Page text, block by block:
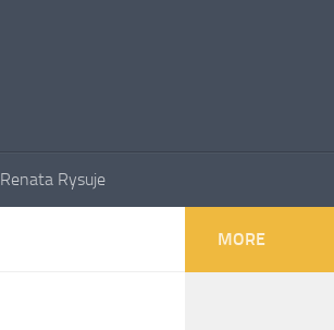
Renata Rysuje
MORE